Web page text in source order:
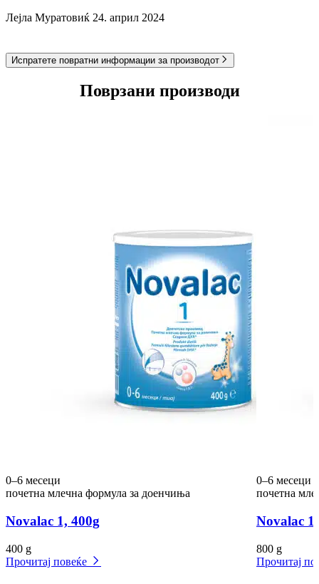
Подготовка:
лажичка Novalac 3
Novalac 3.
Лејла Муратовиќ 24. април 2024
Испратете повратни информации за производот
Поврзани производи
0–6 месеци
почетна млечна формула за доенчиња
Novalac 1, 400g
400 g
Прочитај повеќе
0–6 месеци
почетна
Novalac
800 g
Прочитај